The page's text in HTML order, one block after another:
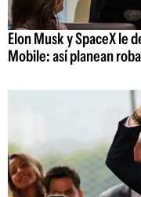
Elon Musk y SpaceX le
Mobile: así planean